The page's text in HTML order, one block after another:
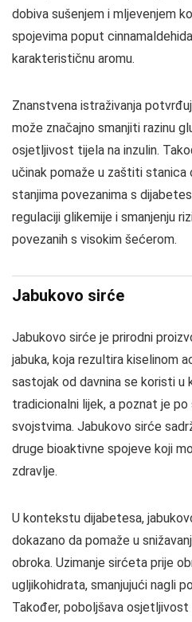
dobiva sušenjem i mljevenjem
spojevima poput
karakterističnu aromu.
Znanstvena istraživanja
može značajno smanjiti razinu
osjetljivost tijela na inzulin.
učinak pomaže u zaštiti stanica
stanjima povezanima s
regulaciji glikemije i smanjenju
povezanih s visokim šećerom.
Jabukovo sirće
Jabukovo sirće je prirodni
jabuka, koja rezultira kiselinom
sastojak od davnina se koristi u
tradicionalni lijek, a poznat je
svojstvima. Jabukovo sirće
druge bioaktivne spojeve koji
zdravlje.
U kontekstu dijabetesa,
dokazano da pomaže u
obroka. Uzimanje sirćeta prije
ugljikohidrata, smanjujući nagli
Također, poboljšava osjetljivost